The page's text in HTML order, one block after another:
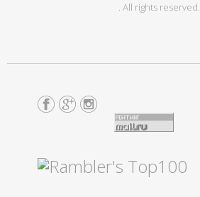
. All rights reserved.